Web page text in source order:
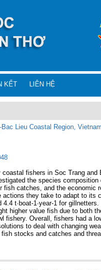
KẾT LIÊN HỆ
Lieu Coastal Region, Vietnam
fishers in Soc Trang
the species
catches, and the economic
they take to adapt to its
4.4 t·boat-1·year-1 for gillnetters.
higher value fish due to both
Overall, fishers had a
to deal with changing
stocks and catches and